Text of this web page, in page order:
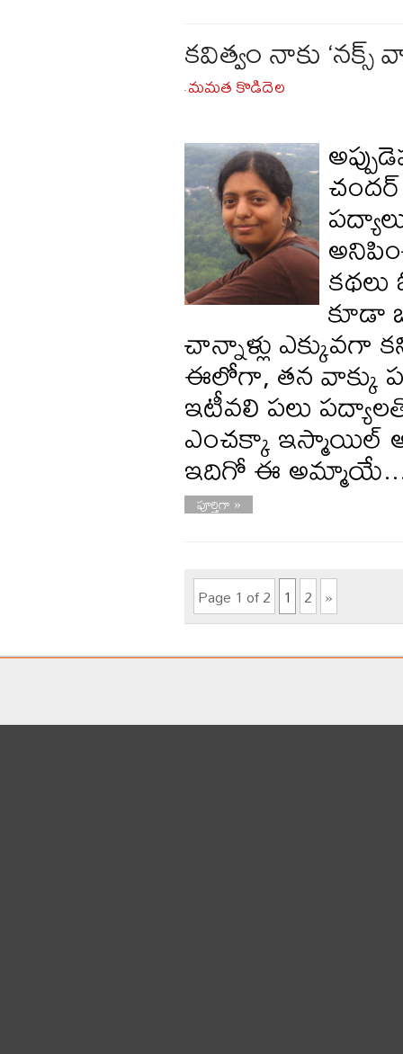
కవిత్వం నాకు
- మమత కొడిదెల
కూడా
చాన్నాళ్లు
ఈలోగా, తన వాక్కు
ఇటీవలి పలు
ఎంచక్కా ఇస్మాయిల్
ఇదిగో ఈ
పూర్తిగా »
Page 1 of 2 1 2 »